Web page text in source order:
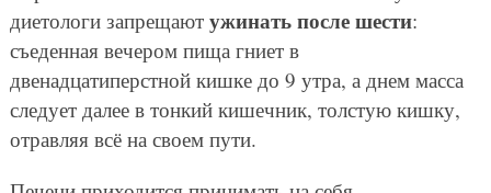
диетологи запрещают ужинать после шести:
съеденная вечером пища гниет в
двенадцатиперстной кишке до 9 утра, а днем масса
следует далее в тонкий кишечник, толстую кишку,
отравляя всё на своем пути.